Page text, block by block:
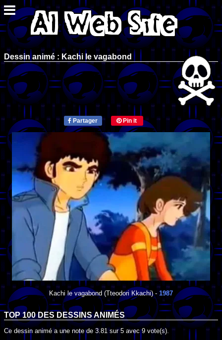
Dessin animé : Kachi le vagabond
Partager Pin it
Kachi le vagabond (Tteodori Kkachi) - 1987
TOP 100 DES DESSINS ANIMÉS
Ce dessin animé a une note de 3.81sur5 avec9 vote(s).